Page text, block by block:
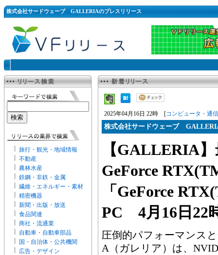
株式会社サードウェーブ GALLERIAのプレスリリース
旅行・観光・地域情報
不動産
農林水産
鉄鋼・非鉄・金属
繊維・エネルギー・素材
精密機器
新聞・出版・放送
食品関連
商社・流通業
自動車・自動車部品
国・自治体・公共機関
広告・デザイン
2025年04月16日 22時 [コンピュータ・通
株式会社サードウェーブ
【GALLERIA
GeForce
「GeForce
PC 4月16日22
圧倒的パフォーマンス
A（ガレリア）は、